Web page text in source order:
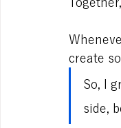
create
So, I
side,